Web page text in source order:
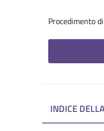
Procedimento
INDICE